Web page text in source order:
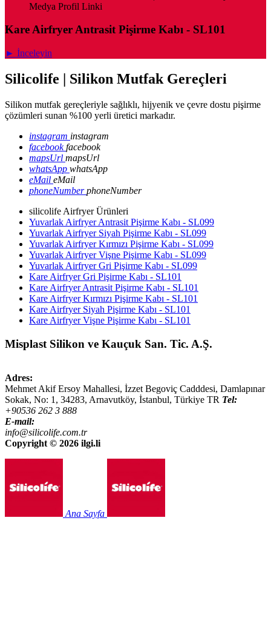
Medya Profil Linki
Kare Airfryer Antrasit Pişirme Kabı - SL101
► İnceleyin
Silicolife | Silikon Mutfak Gereçleri
Silikon mutfak gereçleriyle sağlıklı, hijyenik ve çevre dostu pişirme
çözümleri sunan %100 yerli üretici markadır.
instagram instagram
facebookfacebook
mapsUrl mapsUrl
whatsApp whatsApp
eMail eMail
phoneNumberphoneNumber
silicolife Airfryer Ürünleri
Yuvarlak Airfryer Antrasit Pişirme Kabı - SL099
Yuvarlak Airfryer Siyah Pişirme Kabı - SL099
Yuvarlak Airfryer Kırmızı Pişirme Kabı - SL099
Yuvarlak Airfryer Vişne Pişirme Kabı - SL099
Yuvarlak Airfryer Gri Pişirme Kabı - SL099
Kare Airfryer Gri Pişirme Kabı - SL101
Kare Airfryer Antrasit Pişirme Kabı - SL101
Kare Airfryer Kırmızı Pişirme Kabı - SL101
Kare Airfryer Siyah Pişirme Kabı - SL101
Kare Airfryer Vişne Pişirme Kabı - SL101
Misplast Silikon ve Kauçuk San. Tic. A.Ş.
Adres:
Mehmet Akif Ersoy Mahallesi, İzzet Begoviç Cadddesi, Damlapınar
Sokak, No: 1, 34283, Arnavutköy, İstanbul, Türkiye TR Tel:
+90536 262 3 888
E-mail:
info@silicolife.com.tr
Copyright © 2026 ilgi.li
Ana Sayfa